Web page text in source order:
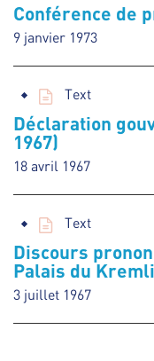
Conférence de
9 janvier 1973
Text
Déclaration
1967)
18 avril 1967
Text
Discours
Palais du
3 juillet 1967